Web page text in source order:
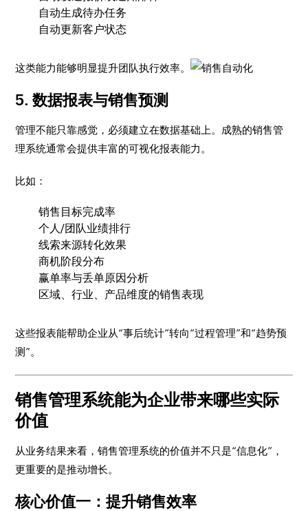
自动生成待办任务
自动更新客户状态
这类能力能够明显提升团队执行效率。
5. 数据报表与销售预测
管理不能只靠感觉，必须建立在数据基础上。成熟的销售管
理系统通常会提供丰富的可视化报表能力。
比如：
销售目标完成率
个人/团队业绩排行
线索来源转化效果
商机阶段分布
赢单率与丢单原因分析
区域、行业、产品维度的销售表现
这些报表能帮助企业从“事后统计”转向“过程管理”和“趋势预
测”。
销售管理系统能为企业带来哪些实际
价值
从业务结果来看，销售管理系统的价值并不只是“信息化”，
更重要的是推动增长。
核心价值一：提升销售效率